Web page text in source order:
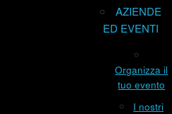
AZIENDE
ED EVENTI
Organizza il
tuo evento
I nostri